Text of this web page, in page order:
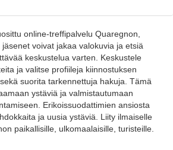
online-treffipalvelu Quaregnon,
voivat jakaa valokuvia ja etsiä
keskustelua varten. Keskustele
ja valitse profiileja kiinnostuksen
suorita tarkennettuja hakuja. Tämä
ystäviä ja valmistautumaan
Erikoissuodattimien ansiosta
ja uusia ystäviä. Liity ilmaiselle
paikallisille, ulkomaalaisille, turisteille.